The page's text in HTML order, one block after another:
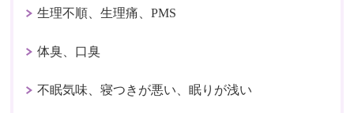
生理不順、生理痛、PMS
体臭、口臭
不眠気味、寝つきが悪い、眠りが浅い